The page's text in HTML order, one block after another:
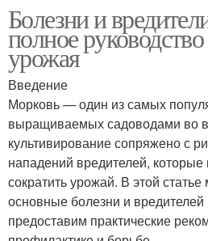
Болезни и
полное
урожая
Введение
Морковь — один из самых
выращиваемых садоводами во
культивирование сопряжено с
нападений вредителей, которые
сократить урожай. В этой
основные болезни и
предоставим практические